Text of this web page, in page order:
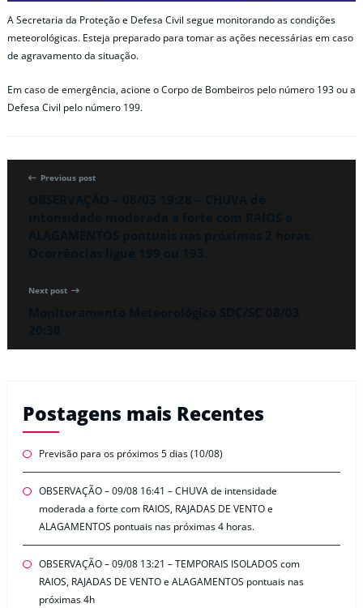
A Secretaria da Proteção e Defesa Civil segue monitorando as condições
meteorológicas. Esteja preparado para tomar as ações necessárias em caso
de agravamento da situação.
Em caso de emergência, acione o Corpo de Bombeiros pelo número 193 ou a
Defesa Civil pelo número 199.
Previous post
Next post
Postagens mais Recentes
Previsão para os próximos 5 dias (10/08)
OBSERVAÇÃO – 09/08 16:41 – CHUVA de intensidade
moderada a forte com RAIOS, RAJADAS DE VENTO e
ALAGAMENTOS pontuais nas próximas 4 horas.
OBSERVAÇÃO – 09/08 13:21 – TEMPORAIS ISOLADOS com
RAIOS, RAJADAS DE VENTO e ALAGAMENTOS pontuais nas
próximas 4h